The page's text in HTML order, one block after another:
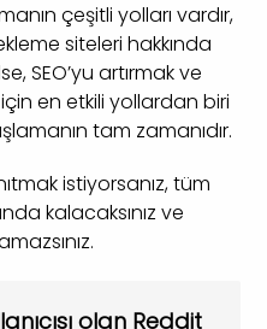
çeşitli yolları vardır,
siteleri hakkında
SEO’yu artırmak ve
en etkili yollardan biri
tam zamanıdır.
istiyorsanız, tüm
kalacaksınız ve
olan Reddit